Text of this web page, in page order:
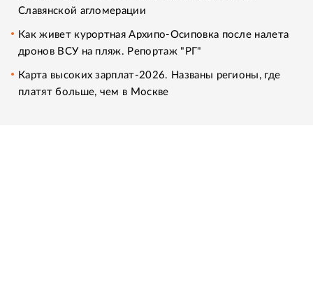
Славянской агломерации
Как живет курортная Архипо-Осиповка после налета
дронов ВСУ на пляж. Репортаж "РГ"
Карта высоких зарплат-2026. Названы регионы, где
платят больше, чем в Москве